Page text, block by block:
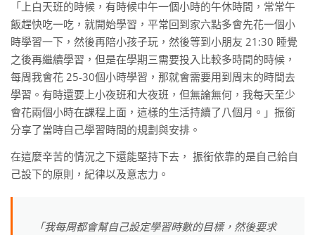
「上白天班的時候，有時候中午一個小時的午休時間，常常午
飯趕快吃一吃，就開始學習，平常回到家六點多會先花一個小
時學習一下，然後再陪小孩子玩，然後等到小朋友 21:30 睡覺
之後再繼續學習，但是在學期三需要投入比較多時間的時候，
每周我會花 25-30個小時學習，那就會需要用到周末的時間去
學習。有時還要上小夜班和大夜班，但無論無何，我每天至少
會花兩個小時在課程上面，這樣的生活持續了八個月。」振銜
分享了當時自己學習時間的規劃與安排。
在這麼辛苦的情況之下還能堅持下去， 振銜依靠的是自己給自
己設下的原則，紀律以及意志力。
「我每周都會幫自己設定學習時數的目標，然後要求